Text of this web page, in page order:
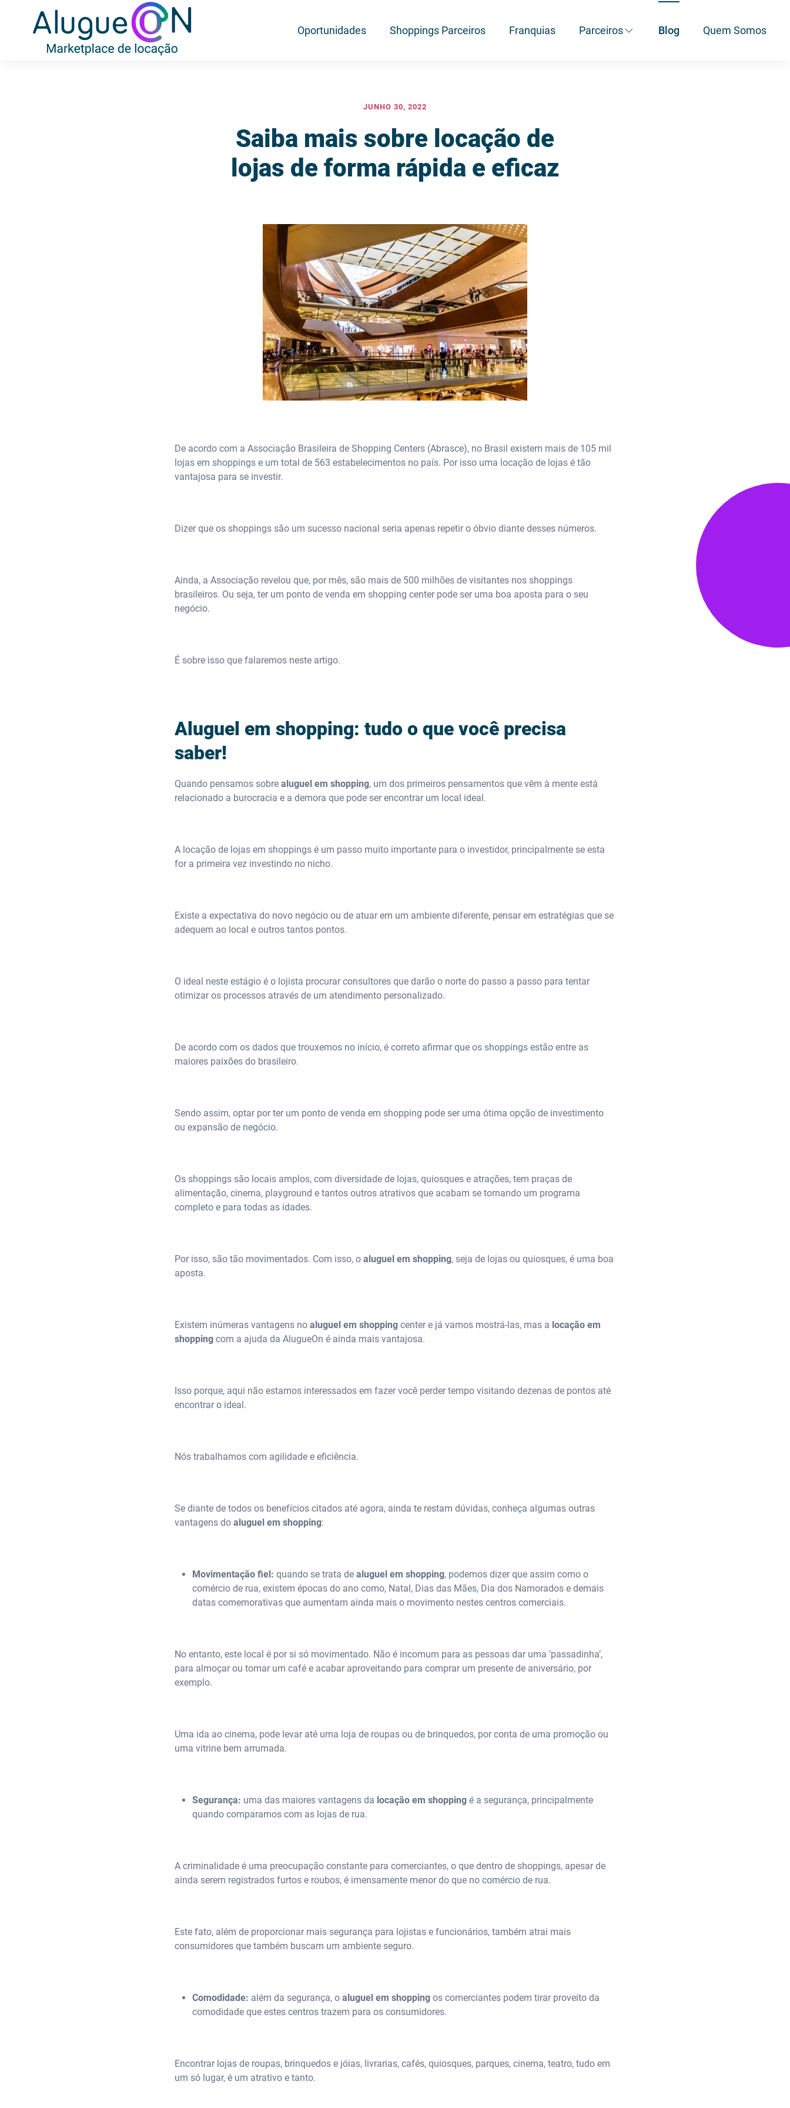
Oportunidades Shoppings Parceiros Franquias Parceiros Blog Quem Somos
JUNHO 30, 2022
Saiba mais sobre locação de
lojas de forma rápida e eficaz
De acordo com a Associação Brasileira de Shopping Centers (Abrasce), no Brasil existem mais de 105 mil
lojas em shoppings e um total de 563 estabelecimentos no país. Por isso uma locação de lojas é tão
vantajosa para se investir.
Dizer que os shoppings são um sucesso nacional seria apenas repetir o óbvio diante desses números.
Ainda, a Associação revelou que, por mês, são mais de 500 milhões de visitantes nos shoppings
brasileiros. Ou seja, ter um ponto de venda em shopping center pode ser uma boa aposta para o seu
negócio.
É sobre isso que falaremos neste artigo.
Aluguel em shopping: tudo o que você precisa
saber!
Quando pensamos sobre aluguel em shopping, um dos primeiros pensamentos que vêm à mente está
relacionado a burocracia e a demora que pode ser encontrar um local ideal.
A locação de lojas em shoppings é um passo muito importante para o investidor, principalmente se esta
for a primeira vez investindo no nicho.
Existe a expectativa do novo negócio ou de atuar em um ambiente diferente, pensar em estratégias que se
adequem ao local e outros tantos pontos.
O ideal neste estágio é o lojista procurar consultores que darão o norte do passo a passo para tentar
otimizar os processos através de um atendimento personalizado.
De acordo com os dados que trouxemos no início, é correto afirmar que os shoppings estão entre as
maiores paixões do brasileiro.
Sendo assim, optar por ter um ponto de venda em shopping pode ser uma ótima opção de investimento
ou expansão de negócio.
Os shoppings são locais amplos, com diversidade de lojas, quiosques e atrações, tem praças de
alimentação, cinema, playground e tantos outros atrativos que acabam se tornando um programa
completo e para todas as idades.
Por isso, são tão movimentados. Com isso, o aluguel em shopping, seja de lojas ou quiosques, é uma boa
aposta.
Existem inúmeras vantagens no aluguel em shopping center e já vamos mostrá-las, mas a locação em
shopping com a ajuda da AlugueOn é ainda mais vantajosa.
Isso porque, aqui não estamos interessados em fazer você perder tempo visitando dezenas de pontos até
encontrar o ideal.
Nós trabalhamos com agilidade e eficiência.
Se diante de todos os benefícios citados até agora, ainda te restam dúvidas, conheça algumas outras
vantagens do aluguel em shopping:
Movimentação fiel: quando se trata de aluguel em shopping, podemos dizer que assim como o
comércio de rua, existem épocas do ano como, Natal, Dias das Mães, Dia dos Namorados e demais
datas comemorativas que aumentam ainda mais o movimento nestes centros comerciais.
No entanto, este local é por si só movimentado. Não é incomum para as pessoas dar uma ‘passadinha’,
para almoçar ou tomar um café e acabar aproveitando para comprar um presente de aniversário, por
exemplo.
Uma ida ao cinema, pode levar até uma loja de roupas ou de brinquedos, por conta de uma promoção ou
uma vitrine bem arrumada.
Segurança: uma das maiores vantagens da locação em shopping é a segurança, principalmente
quando comparamos com as lojas de rua.
A criminalidade é uma preocupação constante para comerciantes, o que dentro de shoppings, apesar de
ainda serem registrados furtos e roubos, é imensamente menor do que no comércio de rua.
Este fato, além de proporcionar mais segurança para lojistas e funcionários, também atrai mais
consumidores que também buscam um ambiente seguro.
Comodidade: além da segurança, o aluguel em shopping os comerciantes podem tirar proveito da
comodidade que estes centros trazem para os consumidores.
Encontrar lojas de roupas, brinquedos e jóias, livrarias, cafés, quiosques, parques, cinema, teatro, tudo em
um só lugar, é um atrativo e tanto.